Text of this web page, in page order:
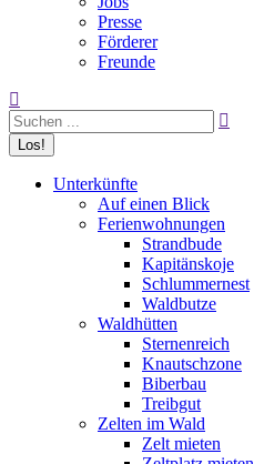
Presse
Förderer
Freunde
Search:
Unterkünfte
Auf einen Blick
Ferienwohnungen
Strandbude
Kapitänskoje
Schlummernest
Waldbutze
Waldhütten
Sternenreich
Knautschzone
Biberbau
Treibgut
Zelten im Wald
Zelt mieten